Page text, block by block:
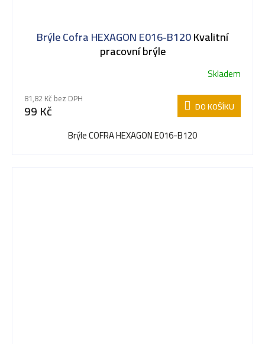
Brýle Cofra HEXAGON E016-B120Kvalitní
pracovní brýle
Skladem
81,82 Kč bez DPH
99 Kč DO KOŠÍKU
Brýle COFRA HEXAGON E016-B120